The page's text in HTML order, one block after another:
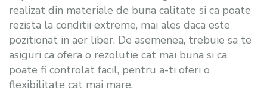
realizat din materiale de buna calitate si ca poate
rezista la conditii extreme, mai ales daca este
pozitionat in aer liber. De asemenea, trebuie sa te
asiguri ca ofera o rezolutie cat mai buna si ca
poate fi controlat facil, pentru a-ti oferi o
flexibilitate cat mai mare.